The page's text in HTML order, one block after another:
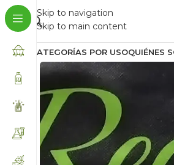
Skip to navigation
Skip to main content
CATEGORÍAS POR USOQUIÉNES